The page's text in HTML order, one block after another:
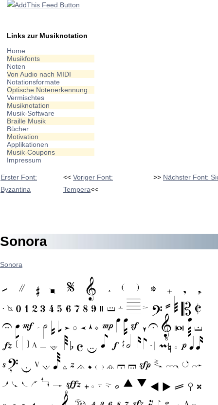
Links zur Musiknotation
Home
Musikfonts
Noten
Von Audio nach MIDI
Notationsformate
Optische Notenerkennung
Vermischtes
Musiknotation
Musik-Software
Braille Musik
Bücher
Motivation
Applikationen
Musik-Coupons
Impressum
Erster Font:
Byzantina
<< Voriger Font:
Tempera<<
>> Nächster Font:
Sonora
Sonora